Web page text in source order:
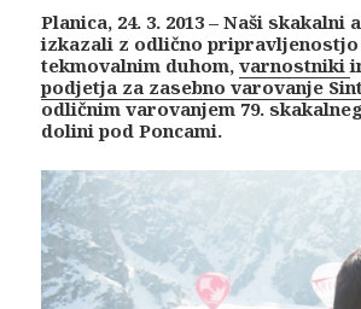
Planica, 24. 3. 2013 – Naši skakalni
izkazali z odlično
tekmovalnim duhom,varnostniki
podjetja za zasebno varovanje
odličnim varovanjem 79.
dolini pod Poncami.